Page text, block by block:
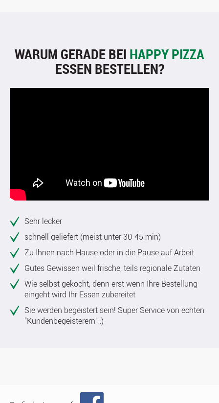
WARUM GERADE BEI HAPPY PIZZA
ESSEN BESTELLEN?
Sehr lecker
schnell geliefert (meist unter 30-45 min)
Zu Ihnen nach Hause oder in die Pause auf Arbeit
Gutes Gewissen weil frische, teils regionale Zutaten
Wie selbst gekocht, denn erst wenn Ihre Bestellung
eingeht wird Ihr Essen zubereitet
Sie werden begeistert sein! Super Service von echten
"Kundenbegeisterern" :)